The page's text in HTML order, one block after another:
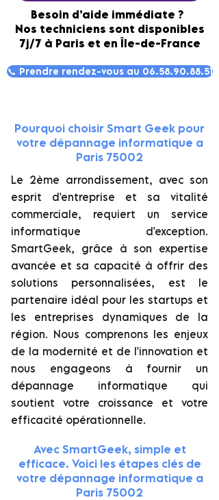
Besoin d’aide immédiate ?
Nos techniciens sont disponibles
7j/7 à Paris et en Île-de-France
📞 Prendre rendez-vous au 06.58.90.88.51
Pourquoi choisir Smart Geek pour
votre dépannage informatique a
Paris 75002
Le 2ème arrondissement, avec son
esprit d'entreprise et sa vitalité
commerciale, requiert un service
informatique d'exception.
SmartGeek, grâce à son expertise
avancée et sa capacité à offrir des
solutions personnalisées, est le
partenaire idéal pour les startups et
les entreprises dynamiques de la
région. Nous comprenons les enjeux
de la modernité et de l'innovation et
nous engageons à fournir un
dépannage informatique qui
soutient votre croissance et votre
efficacité opérationnelle.
Avec SmartGeek, simple et
efficace. Voici les étapes clés de
votre dépannage informatique a
Paris 75002